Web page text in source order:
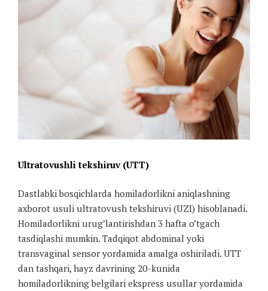
Ultratovushli tekshiruv (UTT)
Dastlabki bosqichlarda homiladorlikni aniqlashning
axborot usuli ultratovush tekshiruvi (UZI) hisoblanadi.
Homiladorlikni urug’lantirishdan 3 hafta o’tgach
tasdiqlashi mumkin. Tadqiqot abdominal yoki
transvaginal sensor yordamida amalga oshiriladi. UTT
dan tashqari, hayz davrining 20-kunida
homiladorlikning belgilari ekspress usullar yordamida